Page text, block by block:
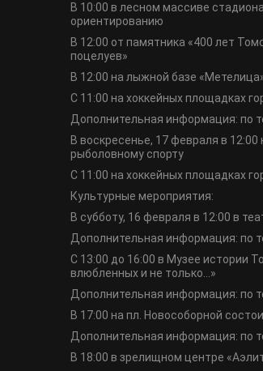
В 10:00 в лесном массиве
ориентированию
В 12:00 от памятника «400 лет
поцелуев»
В 12:00 на лыжной базе
С 11:00 на хоккейных площадках
Дополнительная информация: по
В воскресенье, 17 февраля в
рыболовному спорту
С 11:00 на хоккейных площадках
Культурные мероприятия:
В субботу, 16 февраля в 12:00 в
Дополнительная информация: по
С 13:00 до 16:00 в Музее истории
влюбленных и не только…»
Дополнительная информация: по
В 17:00 на пл. Новособорной
Дополнительная информация: по
В 18:00 в зрелищном центре